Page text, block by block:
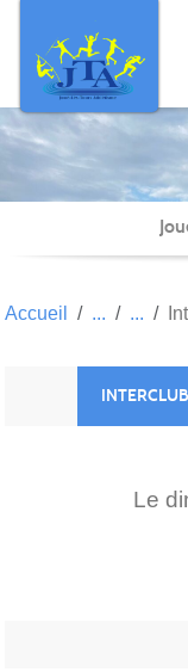
Accueil
Le
Panneau de gestion